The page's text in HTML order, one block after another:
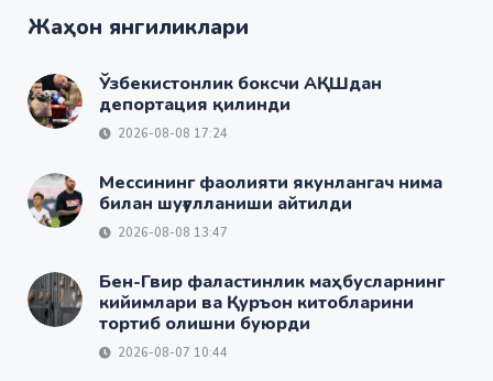
Жаҳон янгиликлари
Ўзбекистонлик боксчи АҚШдан
депортация қилинди
2026-08-08 17:24
Мессининг фаолияти якунлангач нима
билан шуғулланиши айтилди
2026-08-08 13:47
Бен-Гвир фаластинлик маҳбусларнинг
кийимлари ва Қуръон китобларини
тортиб олишни буюрди
2026-08-07 10:44